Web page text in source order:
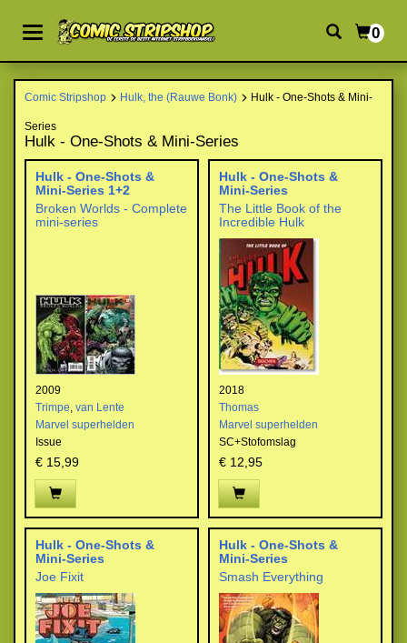
0
Comic Stripshop Hulk, the (Rauwe Bonk) Hulk - One-Shots & Mini-
Series
Hulk - One-Shots & Mini-Series
Hulk - One-Shots &
Mini-Series 1+2
Broken Worlds - Complete
mini-series
2009
Trimpe, van Lente
Marvel superhelden
Issue
€ 15,99
Hulk - One-Shots &
Mini-Series
The Little Book of the
Incredible Hulk
2018
Thomas
Marvel superhelden
SC+Stofomslag
€ 12,95
Hulk - One-Shots &
Mini-Series
Joe Fixit
Hulk - One-Shots &
Mini-Series
Smash Everything